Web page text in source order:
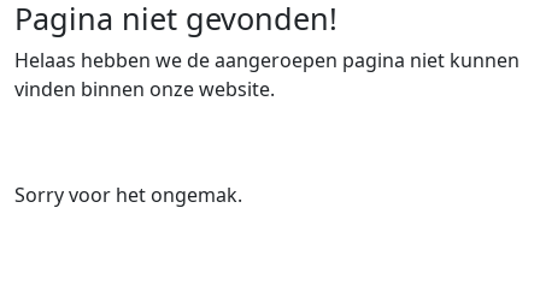
Pagina niet gevonden!
Helaas hebben we de aangeroepen pagina niet kunnen
vinden binnen onze website.
Sorry voor het ongemak.